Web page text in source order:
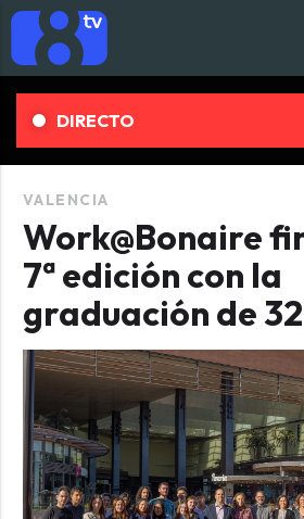
DIRECTO
VALENCIA
Work@Bonaire
7ª edición con la
graduación de